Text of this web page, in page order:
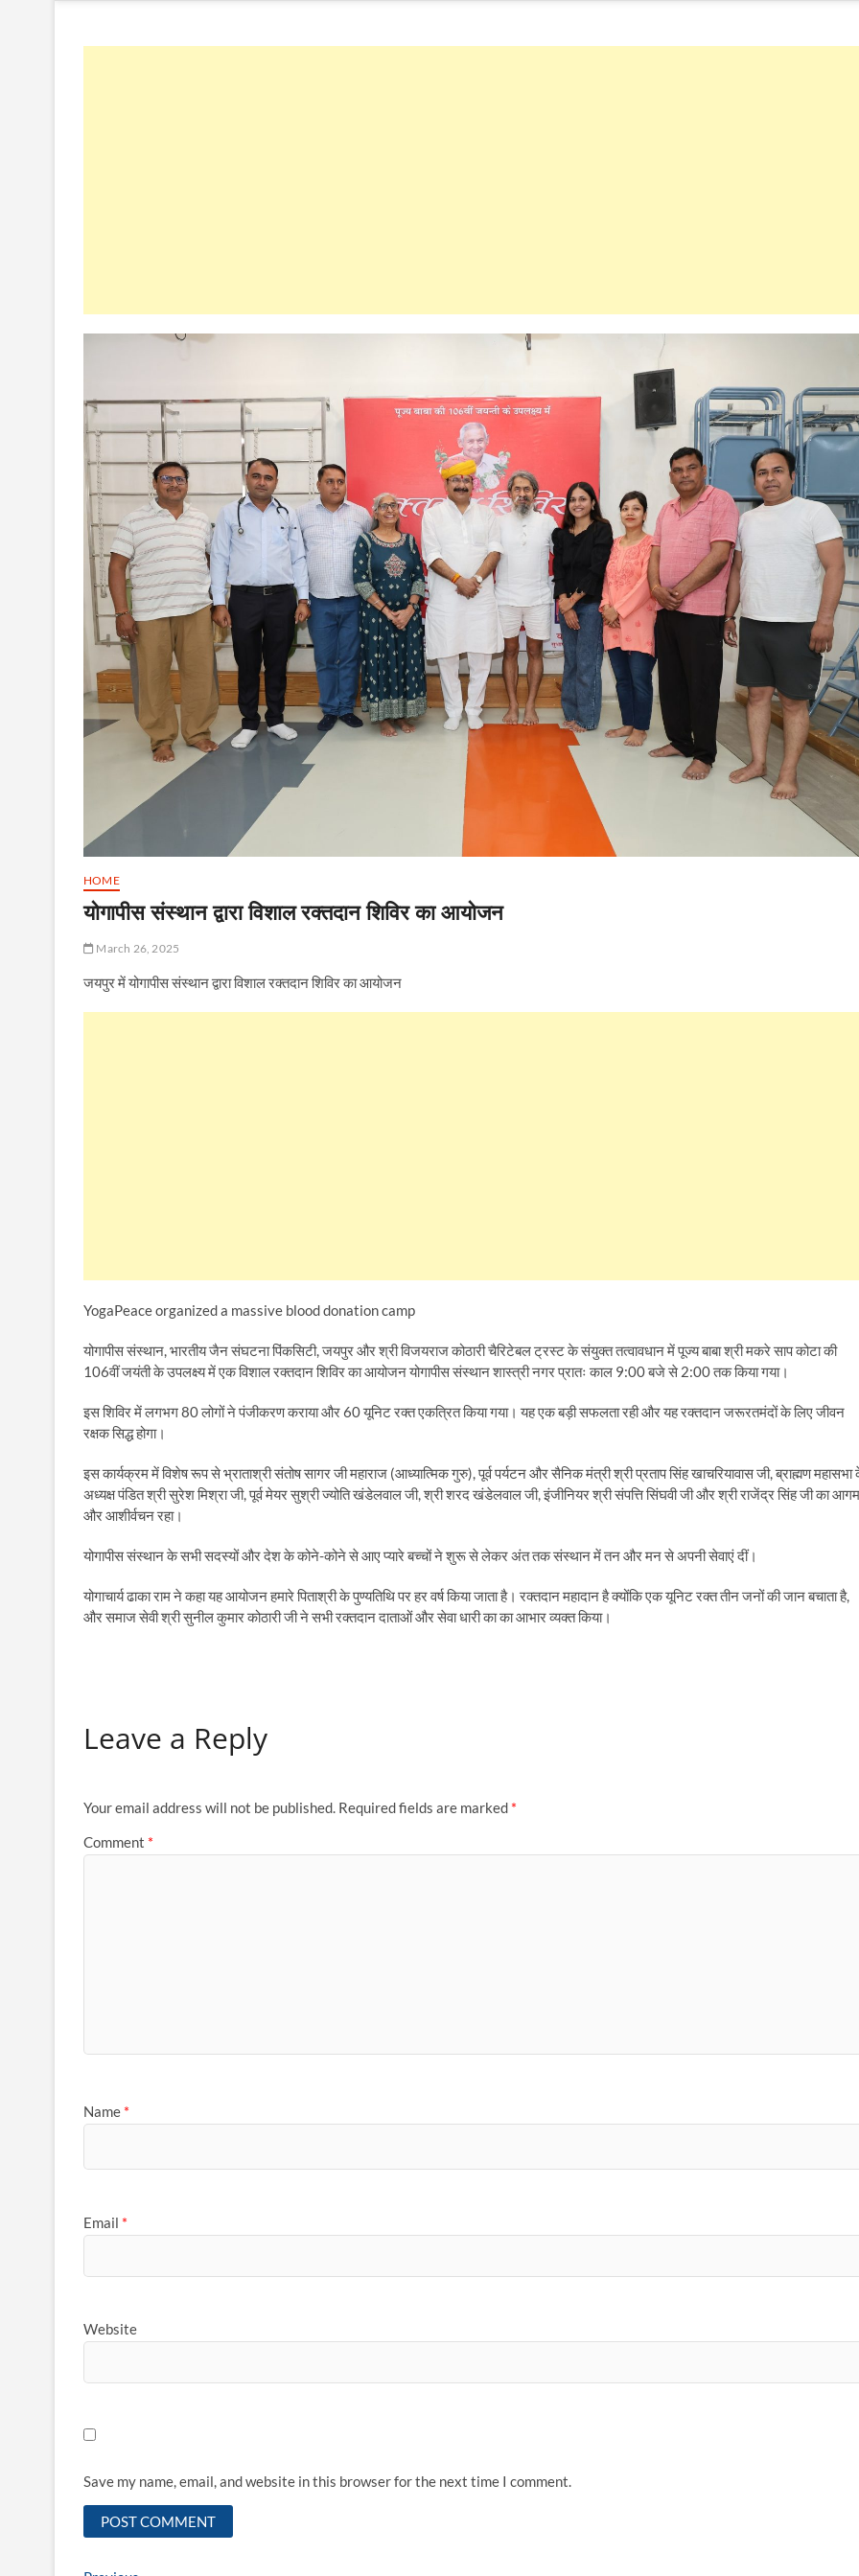
HOME
योगापीस संस्थान द्वारा विशाल रक्तदान शिविर का आयोजन
March 26, 2025
जयपुर में योगापीस संस्थान द्वारा विशाल रक्तदान शिविर का आयोजन
YogaPeace organized a massive blood donation camp
योगापीस संस्थान, भारतीय जैन संघटना पिंकसिटी, जयपुर और श्री विजयराज कोठारी चैरिटेबल ट्रस्ट के संयुक्त तत्वावधान में पूज्य बाबा श्री मकरे साप कोटा की
106वीं जयंती के उपलक्ष्य में एक विशाल रक्तदान शिविर का आयोजन योगापीस संस्थान शास्त्री नगर प्रातः काल 9:00 बजे से 2:00 तक किया गया।
इस शिविर में लगभग 80 लोगों ने पंजीकरण कराया और 60 यूनिट रक्त एकत्रित किया गया। यह एक बड़ी सफलता रही और यह रक्तदान जरूरतमंदों के लिए जीवन
रक्षक सिद्ध होगा।
इस कार्यक्रम में विशेष रूप से भ्राताश्री संतोष सागर जी महाराज (आध्यात्मिक गुरु), पूर्व पर्यटन और सैनिक मंत्री श्री प्रताप सिंह खाचरियावास जी, ब्राह्मण महासभा
अध्यक्ष पंडित श्री सुरेश मिश्रा जी, पूर्व मेयर सुश्री ज्योति खंडेलवाल जी, श्री शरद खंडेलवाल जी, इंजीनियर श्री संपत्ति सिंघवी जी और श्री राजेंद्र सिंह जी का
और आशीर्वचन रहा।
योगापीस संस्थान के सभी सदस्यों और देश के कोने-कोने से आए प्यारे बच्चों ने शुरू से लेकर अंत तक संस्थान में तन और मन से अपनी सेवाएं दीं।
योगाचार्य ढाका राम ने कहा यह आयोजन हमारे पिताश्री के पुण्यतिथि पर हर वर्ष किया जाता है। रक्तदान महादान है क्योंकि एक यूनिट रक्त तीन जनों की जान बचाता है,
और समाज सेवी श्री सुनील कुमार कोठारी जी ने सभी रक्तदान दाताओं और सेवा धारी का का आभार व्यक्त किया।
Leave a Reply
Your email address will not be published. Required fields are marked *
Comment *
Name *
Email *
Website
Save my name, email, and website in this browser for the next time I comment.